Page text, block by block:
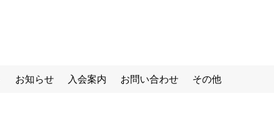
お知らせ 入会案内 お問い合わせ その他